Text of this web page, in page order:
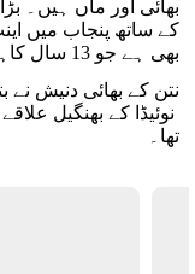
کے ساتھ پنجاب میں
بھی ہے جو 13 سال کاہے۔
نتن کے بھائی دنیش
نوئیڈا کے بھنگیل
تھا۔